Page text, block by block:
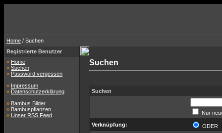
Home / Suchen
Registrierte Benutzer
» Home
» Suchen
» Password vergessen
» Impressum
» Datenschutzerklärung
» Bambus Bilder
» Bambuspflanzen
» Unser RSS Feed
Suchen
Suchen
Nur
Verknüpfung:
ODER